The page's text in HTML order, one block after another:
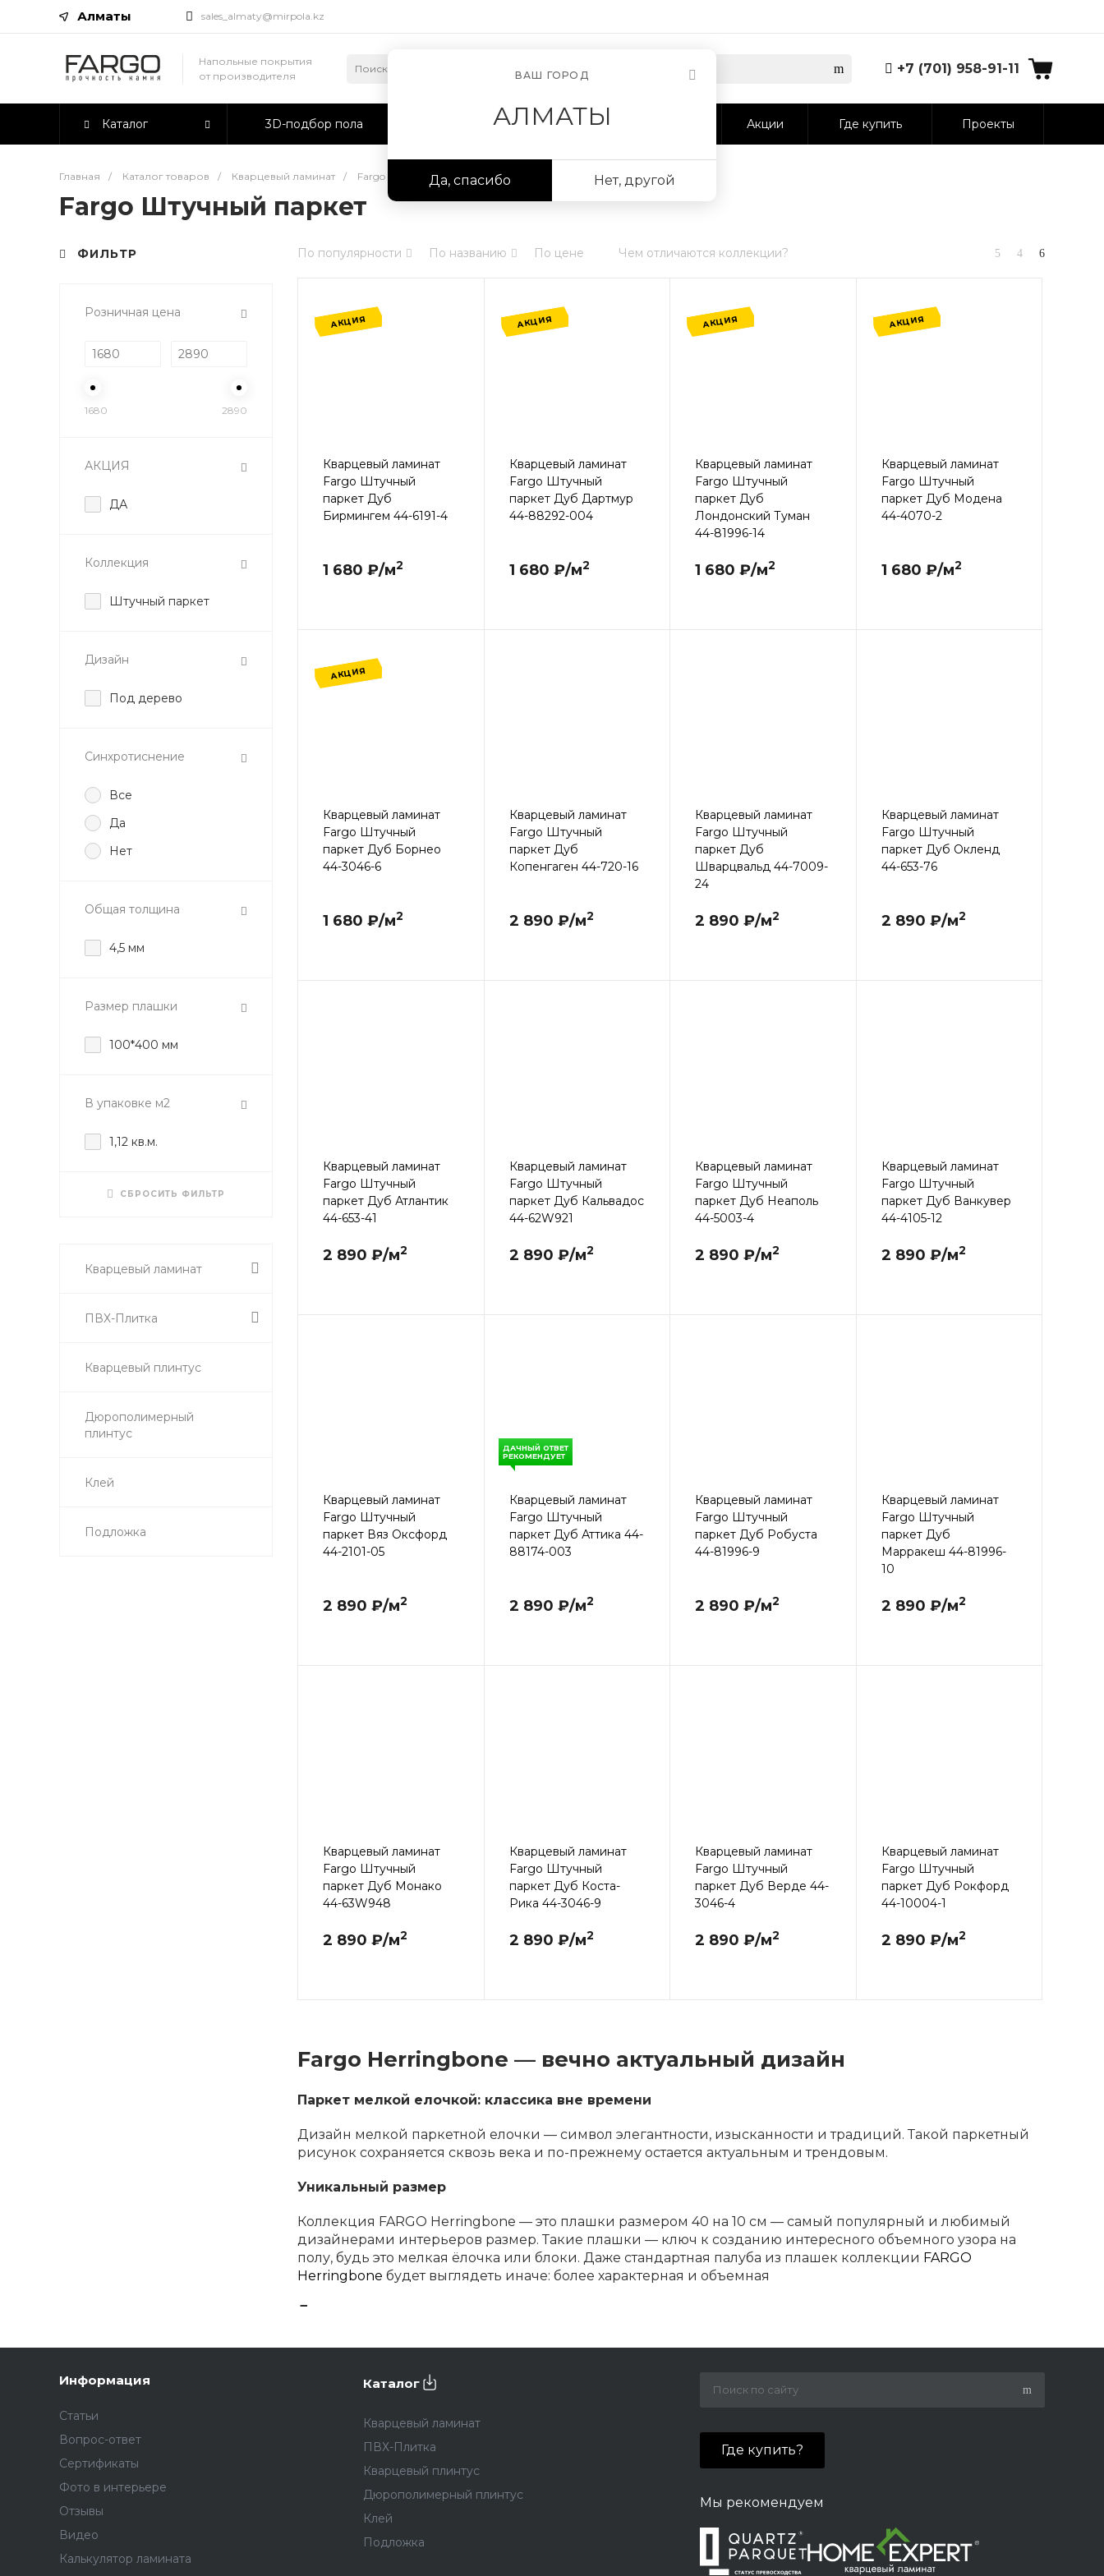
Алматы
ВАШ ГОРОД
АЛМАТЫ
Да, спасибо Нет, другой
sales_almaty@mirpola.kz
Напольные покрытия
от производителя
+7 (701) 958-91-11
Каталог 3D-подбор пола Сотрудничество Акции Где купить Проекты
Главная / Каталог товаров / Кварцевый ламинат / Fargo Штучный паркет
Fargo Штучный паркет
ФИЛЬТР
Розничная цена
1680 2890
АКЦИЯ
ДА
Коллекция
Штучный паркет
Дизайн
Под дерево
Синхротиснение
Все
Да
Нет
Общая толщина
4,5 мм
Размер плашки
100*400 мм
В упаковке м2
1,12 кв.м.
СБРОСИТЬ ФИЛЬТР
Кварцевый ламинат
ПВХ-Плитка
Кварцевый плинтус
Дюрополимерный
плинтус
Клей
Подложка
По популярности По названию По цене Чем отличаются коллекции?
АКЦИЯ
Кварцевый ламинат
Fargo Штучный
паркет Дуб
Бирмингем 44-6191-4
1 680 ₽/м2
АКЦИЯ
Кварцевый ламинат
Fargo Штучный
паркет Дуб Дартмур
44-88292-004
1 680 ₽/м2
АКЦИЯ
Кварцевый ламинат
Fargo Штучный
паркет Дуб
Лондонский Туман
44-81996-14
1 680 ₽/м2
АКЦИЯ
Кварцевый ламинат
Fargo Штучный
паркет Дуб Модена
44-4070-2
1 680 ₽/м2
АКЦИЯ
Кварцевый ламинат
Fargo Штучный
паркет Дуб Борнео
44-3046-6
1 680 ₽/м2
Кварцевый ламинат
Fargo Штучный
паркет Дуб
Копенгаген 44-720-16
2 890 ₽/м2
Кварцевый ламинат
Fargo Штучный
паркет Дуб
Шварцвальд 44-7009-
24
2 890 ₽/м2
Кварцевый ламинат
Fargo Штучный
паркет Дуб Окленд
44-653-76
2 890 ₽/м2
Кварцевый ламинат
Fargo Штучный
паркет Дуб Атлантик
44-653-41
2 890 ₽/м2
Кварцевый ламинат
Fargo Штучный
паркет Дуб Кальвадос
44-62W921
2 890 ₽/м2
Кварцевый ламинат
Fargo Штучный
паркет Дуб Неаполь
44-5003-4
2 890 ₽/м2
Кварцевый ламинат
Fargo Штучный
паркет Дуб Ванкувер
44-4105-12
2 890 ₽/м2
Кварцевый ламинат
Fargo Штучный
паркет Вяз Оксфорд
44-2101-05
2 890 ₽/м2
ДАЧНЫЙ ОТВЕТ
РЕКОМЕНДУЕТ
Кварцевый ламинат
Fargo Штучный
паркет Дуб Аттика 44-
88174-003
2 890 ₽/м2
Кварцевый ламинат
Fargo Штучный
паркет Дуб Робуста
44-81996-9
2 890 ₽/м2
Кварцевый ламинат
Fargo Штучный
паркет Дуб
Марракеш 44-81996-
10
2 890 ₽/м2
Кварцевый ламинат
Fargo Штучный
паркет Дуб Монако
44-63W948
2 890 ₽/м2
Кварцевый ламинат
Fargo Штучный
паркет Дуб Коста-
Рика 44-3046-9
2 890 ₽/м2
Кварцевый ламинат
Fargo Штучный
паркет Дуб Верде 44-
3046-4
2 890 ₽/м2
Кварцевый ламинат
Fargo Штучный
паркет Дуб Рокфорд
44-10004-1
2 890 ₽/м2
Fargo Herringbone — вечно актуальный дизайн
Паркет мелкой елочкой: классика вне времени
Дизайн мелкой паркетной елочки — символ элегантности, изысканности и традиций. Такой паркетный
рисунок сохраняется сквозь века и по-прежнему остается актуальным и трендовым.
Уникальный размер
Коллекция FARGO Herringbone — это плашки размером 40 на 10 см — самый популярный и любимый
дизайнерами интерьеров размер. Такие плашки — ключ к созданию интересного объемного узора на
полу, будь это мелкая ёлочка или блоки. Даже стандартная палуба из плашек коллекции FARGO
Herringbone будет выглядеть иначе: более характерная и объемная
Долговечность и прочность
Кварц-виниловое покрытие FARGO Herringbone служит десятилетиями. Состав и метод производства, а
гарантируют высокую прочность и стойкость к износу.
Особенности укладки
Укладка мелкой елочкой
требует квалификации и навыков — её доверяют только профессионалам, и
такой монтаж занимает много времени
Плашки коллекции FARGO Herringbone оснащены замками нового поколения с каждой из 4 сторон.
Теперь стыковать плашки друг с другом намного проще. С таким монтажом можно справиться
самостоятельно, внимательно изучив инструкцию.
Паркетная укладка мелкой елочкой — это неподвластная времени классика для создания трендовых
Информация
Статьи
Вопрос-ответ
Сертификаты
Фото в интерьере
Отзывы
Видео
Калькулятор ламината
Каталог
Кварцевый ламинат
ПВХ-Плитка
Кварцевый плинтус
Дюрополимерный плинтус
Клей
Подложка
Где купить?
Мы рекомендуем